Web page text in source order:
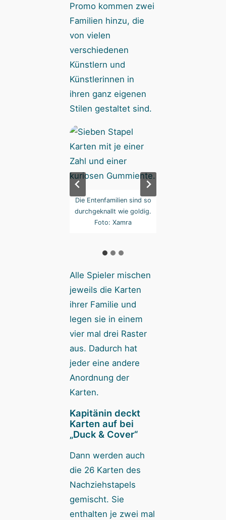
Promo kommen zwei
Familien hinzu, die
von vielen
verschiedenen
Künstlern und
Künstlerinnen in
ihren ganz eigenen
Stilen gestaltet sind.
Die Entenfamilien sind so
durchgeknallt wie goldig.
Foto: Xamra
Alle Spieler mischen
jeweils die Karten
ihrer Familie und
legen sie in einem
vier mal drei Raster
aus. Dadurch hat
jeder eine andere
Anordnung der
Karten.
Kapitänin deckt
Karten auf bei
„Duck & Cover“
Dann werden auch
die 26 Karten des
Nachziehstapels
gemischt. Sie
enthalten je zwei mal